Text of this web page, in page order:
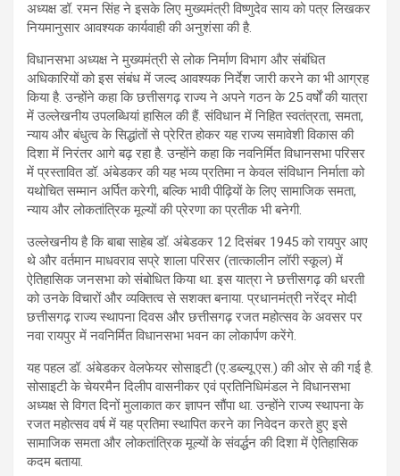
अध्यक्ष डॉ. रमन सिंह ने इसके लिए मुख्यमंत्री विष्णुदेव साय को पत्र लिखकर
नियमानुसार आवश्यक कार्यवाही की अनुशंसा की है.
विधानसभा अध्यक्ष ने मुख्यमंत्री से लोक निर्माण विभाग और संबंधित
अधिकारियों को इस संबंध में जल्द आवश्यक निर्देश जारी करने का भी आग्रह
किया है. उन्होंने कहा कि छत्तीसगढ़ राज्य ने अपने गठन के 25 वर्षों की यात्रा
में उल्लेखनीय उपलब्धियां हासिल की हैं. संविधान में निहित स्वतंत्रता, समता,
न्याय और बंधुत्व के सिद्धांतों से प्रेरित होकर यह राज्य समावेशी विकास की
दिशा में निरंतर आगे बढ़ रहा है. उन्होंने कहा कि नवनिर्मित विधानसभा परिसर
में प्रस्तावित डॉ. अंबेडकर की यह भव्य प्रतिमा न केवल संविधान निर्माता को
यथोचित सम्मान अर्पित करेगी, बल्कि भावी पीढ़ियों के लिए सामाजिक समता,
न्याय और लोकतांत्रिक मूल्यों की प्रेरणा का प्रतीक भी बनेगी.
उल्लेखनीय है कि बाबा साहेब डॉ. अंबेडकर 12 दिसंबर 1945 को रायपुर आए
थे और वर्तमान माधवराव सप्रे शाला परिसर (तात्कालीन लॉरी स्कूल) में
ऐतिहासिक जनसभा को संबोधित किया था. इस यात्रा ने छत्तीसगढ़ की धरती
को उनके विचारों और व्यक्तित्व से सशक्त बनाया. प्रधानमंत्री नरेंद्र मोदी
छत्तीसगढ़ राज्य स्थापना दिवस और छत्तीसगढ़ रजत महोत्सव के अवसर पर
नवा रायपुर में नवनिर्मित विधानसभा भवन का लोकार्पण करेंगे.
यह पहल डॉ. अंबेडकर वेलफेयर सोसाइटी (ए.डब्ल्यू.एस.) की ओर से की गई है.
सोसाइटी के चेयरमैन दिलीप वासनीकर एवं प्रतिनिधिमंडल ने विधानसभा
अध्यक्ष से विगत दिनों मुलाकात कर ज्ञापन सौंपा था. उन्होंने राज्य स्थापना के
रजत महोत्सव वर्ष में यह प्रतिमा स्थापित करने का निवेदन करते हुए इसे
सामाजिक समता और लोकतांत्रिक मूल्यों के संवर्द्धन की दिशा में ऐतिहासिक
कदम बताया.